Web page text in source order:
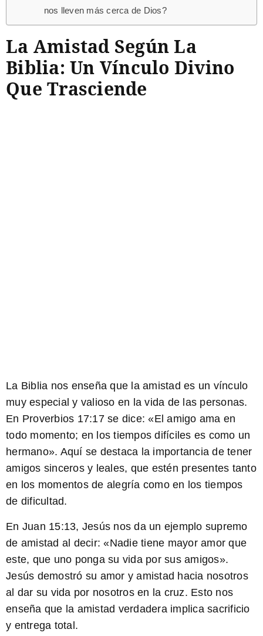
nos lleven más cerca de Dios?
La Amistad Según La
Biblia: Un Vínculo Divino
Que Trasciende
La Biblia nos enseña que la amistad es un vínculo
muy especial y valioso en la vida de las personas.
En Proverbios 17:17 se dice: «El amigo ama en
todo momento; en los tiempos difíciles es como un
hermano». Aquí se destaca la importancia de tener
amigos sinceros y leales, que estén presentes tanto
en los momentos de alegría como en los tiempos
de dificultad.
En Juan 15:13, Jesús nos da un ejemplo supremo
de amistad al decir: «Nadie tiene mayor amor que
este, que uno ponga su vida por sus amigos».
Jesús demostró su amor y amistad hacia nosotros
al dar su vida por nosotros en la cruz. Esto nos
enseña que la amistad verdadera implica sacrificio
y entrega total.